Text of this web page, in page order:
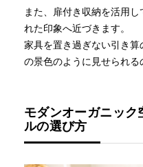
また、扉付き収納を活用
れた印象へ近づきます。
家具を置き過ぎない引き
の景色のように見せられる
モダンオーガニッ
ルの選び方